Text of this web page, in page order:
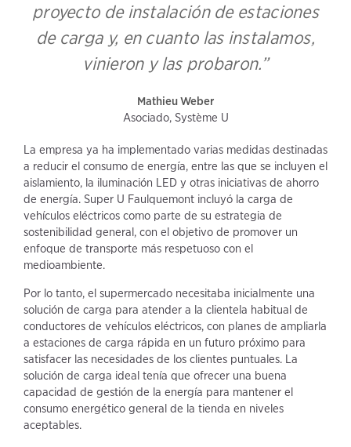
proyecto de instalación de estaciones
de carga y, en cuanto las instalamos,
vinieron y las probaron.”
Mathieu Weber
Asociado, Système U
La empresa ya ha implementado varias medidas destinadas
a reducir el consumo de energía, entre las que se incluyen el
aislamiento, la iluminación LED y otras iniciativas de ahorro
de energía. Super U Faulquemont incluyó la carga de
vehículos eléctricos como parte de su estrategia de
sostenibilidad general, con el objetivo de promover un
enfoque de transporte más respetuoso con el
medioambiente.
Por lo tanto, el supermercado necesitaba inicialmente una
solución de carga para atender a la clientela habitual de
conductores de vehículos eléctricos, con planes de ampliarla
a estaciones de carga rápida en un futuro próximo para
satisfacer las necesidades de los clientes puntuales. La
solución de carga ideal tenía que ofrecer una buena
capacidad de gestión de la energía para mantener el
consumo energético general de la tienda en niveles
aceptables.